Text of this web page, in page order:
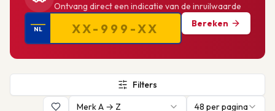
Ontvang direct een indicatie van de inruilwaarde
NL
Bereken
Filters
Merk A → Z
48 per pagina